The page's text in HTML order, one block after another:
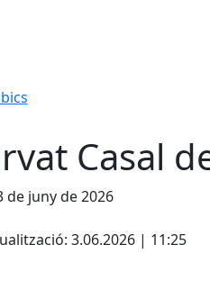
Casal
de juny de 2026
3.06.2026 | 11:25